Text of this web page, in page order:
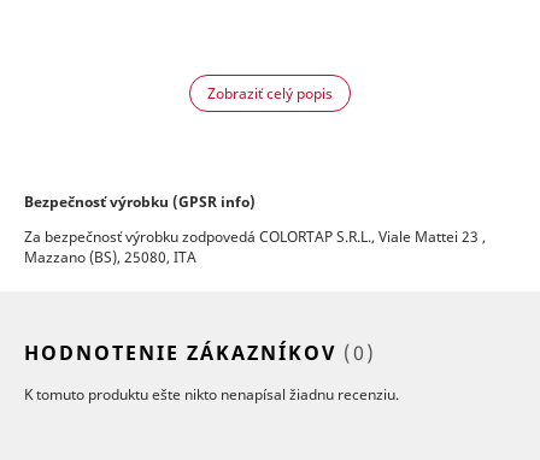
Bezpečnosť výrobku (GPSR info)
Za bezpečnosť výrobku zodpovedá COLORTAP S.R.L., Viale Mattei 23 ,
Mazzano (BS), 25080, ITA
Zobraziť celý popis
HODNOTENIE ZÁKAZNÍKOV (0)
K tomuto produktu ešte nikto nenapísal žiadnu recenziu.